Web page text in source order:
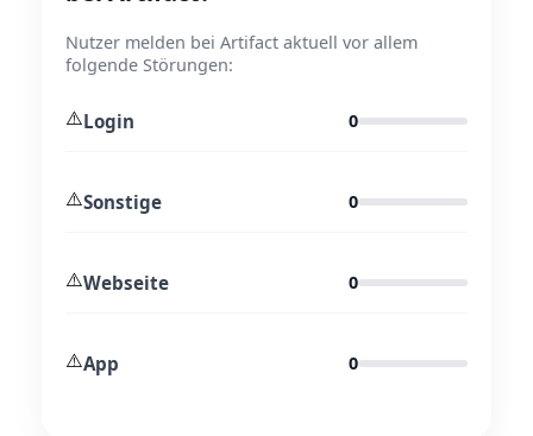
Nutzer melden bei Artifact aktuell vor allem
folgende Störungen:
⚠️Login 0
⚠️Sonstige 0
⚠️Webseite 0
⚠️App 0